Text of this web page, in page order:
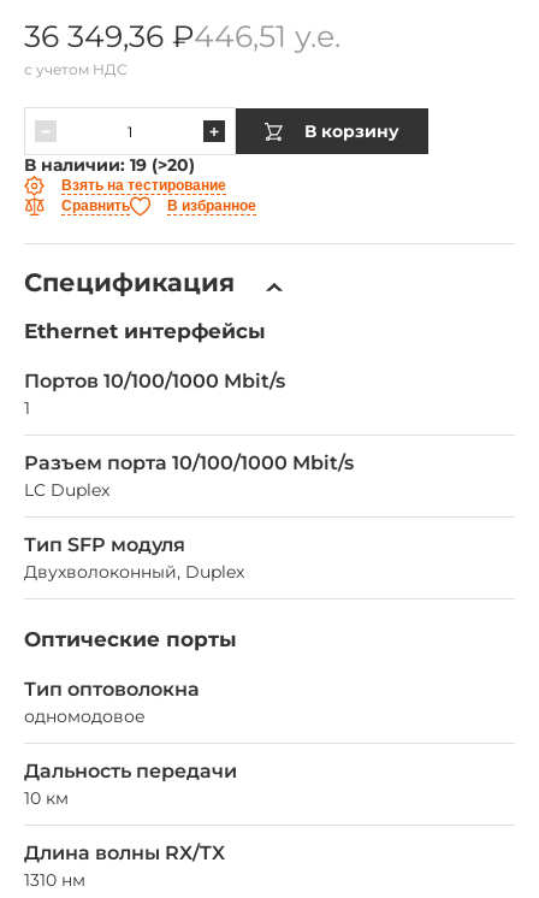
36 349,36 ₽446,51 у.е.
с учетом НДС
В корзину
В наличии: 19 (>20)
Взять на тестирование
Сравнить
В избранное
Спецификация
Ethernet интерфейсы
Портов 10/100/1000 Mbit/s
1
Разъем порта 10/100/1000 Mbit/s
LC Duplex
Тип SFP модуля
Двухволоконный, Duplex
Оптические порты
Тип оптоволокна
одномодовое
Дальность передачи
10 км
Длина волны RX/TX
1310 нм